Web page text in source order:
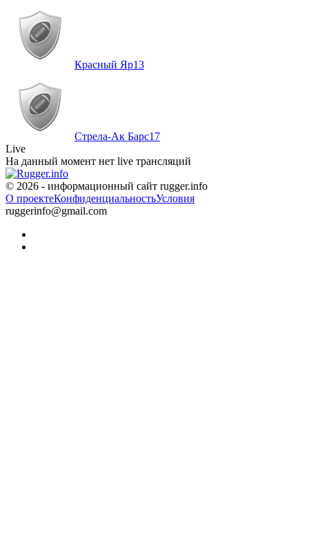
Красный Яр13
Стрела-Ак Барс17
Live
На данный момент нет live трансляций
© 2026 - информационный сайт rugger.info
О проектеКонфиденциальностьУсловия
ruggerinfo@gmail.com